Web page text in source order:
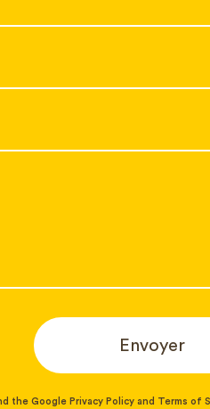
Envoyer
the Google Privacy Policy and Terms of